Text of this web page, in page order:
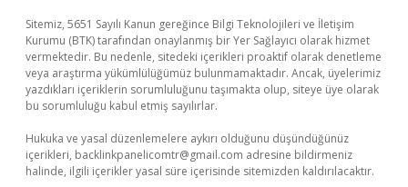
Sitemiz, 5651 Sayılı Kanun gereğince Bilgi Teknolojileri ve İletişim
Kurumu (BTK) tarafından onaylanmış bir Yer Sağlayıcı olarak hizmet
vermektedir. Bu nedenle, sitedeki içerikleri proaktif olarak denetleme
veya araştırma yükümlülüğümüz bulunmamaktadır. Ancak, üyelerimiz
yazdıkları içeriklerin sorumluluğunu taşımakta olup, siteye üye olarak
bu sorumluluğu kabul etmiş sayılırlar.
Hukuka ve yasal düzenlemelere aykırı olduğunu düşündüğünüz
içerikleri, backlinkpanelicomtr@gmail.com adresine bildirmeniz
halinde, ilgili içerikler yasal süre içerisinde sitemizden kaldırılacaktır.